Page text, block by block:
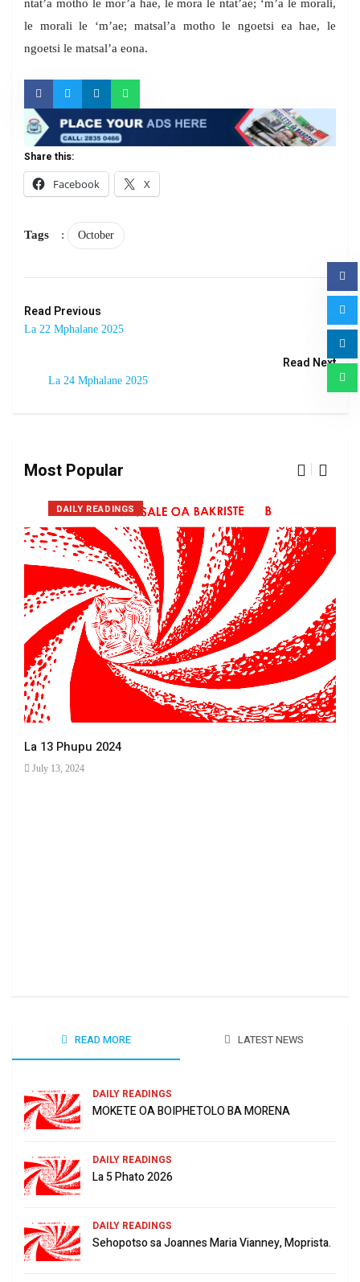
ntat’a motho le mor’a hae, le mora le ntat’ae; ‘m’a le morali,
le morali le ‘m’ae; matsal’a motho le ngoetsi ea hae, le
ngoetsi le matsal’a eona.
Share this:
Facebook
X
Tags : October
Read Previous
La 22 Mphalane 2025
Read Next
La 24 Mphalane 2025
Most Popular
DAILY READINGS
La 13 Phupu 2024
July 13, 2024
READ MORE LATEST NEWS
DAILY READINGS
MOKETE OA BOIPHETOLO BA MORENA
DAILY READINGS
La 5 Phato 2026
DAILY READINGS
Sehopotso sa Joannes Maria Vianney, Moprista.